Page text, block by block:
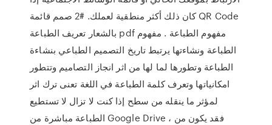
كان ذلك أكثر منطقية لعملك. #2 صمم قائمة QR Code
بالشعار تعريف الطباعة pdf مفهوم الطباعة . مفهوم
الطباعة ونشاءتها يرتبط تاريخ التصميم الطباعي بنشاءة
الطباعة وتطورها لما لها من اثر انجاز التصاميم وتتطور
امكانياتها وتعرف كلمة الطباعة في اللغة تعنى ترك اثر
لمؤثر ما ينقله من سطح إذا كنت لا تزال لا تستطيع
الطباعة مباشرة من Google Drive ، فقد يكون من